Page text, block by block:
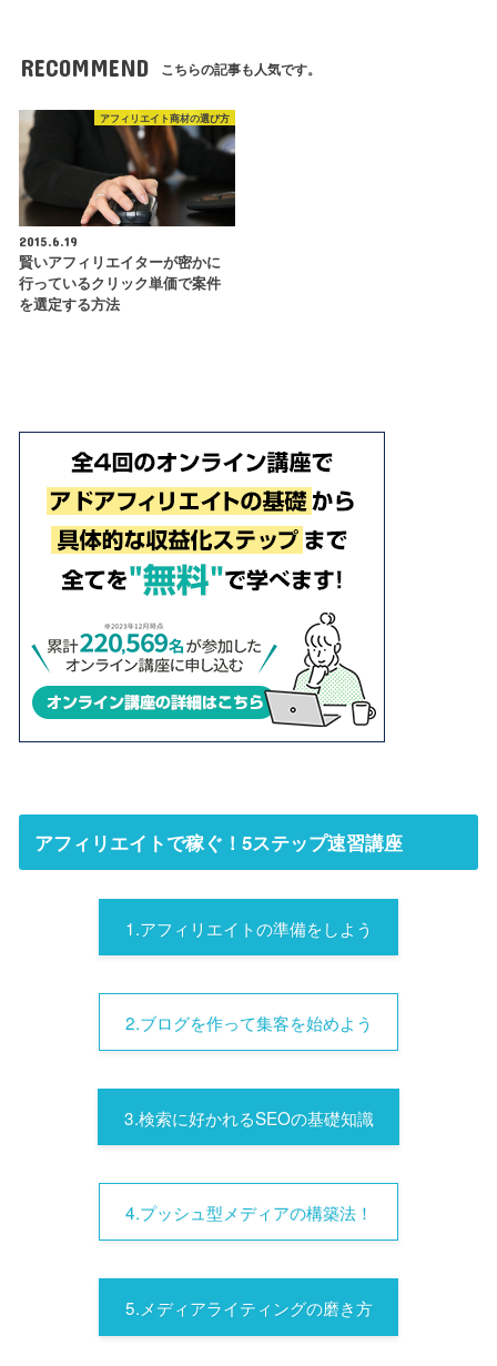
RECOMMEND こちらの記事も人気です。
アフィリエイト商材の選び方
2015.6.19
賢いアフィリエイターが密かに
行っているクリック単価で案件
を選定する方法
アフィリエイトで稼ぐ！5ステップ速習講座
1.アフィリエイトの準備をしよう
2.ブログを作って集客を始めよう
3.検索に好かれるSEOの基礎知識
4.プッシュ型メディアの構築法！
5.メディアライティングの磨き方